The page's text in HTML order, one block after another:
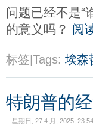
问题已经不是
的意义吗？ 阅
标签|Tags: 埃森
特朗普的
星期日, 27 4 月, 2025, 23:54